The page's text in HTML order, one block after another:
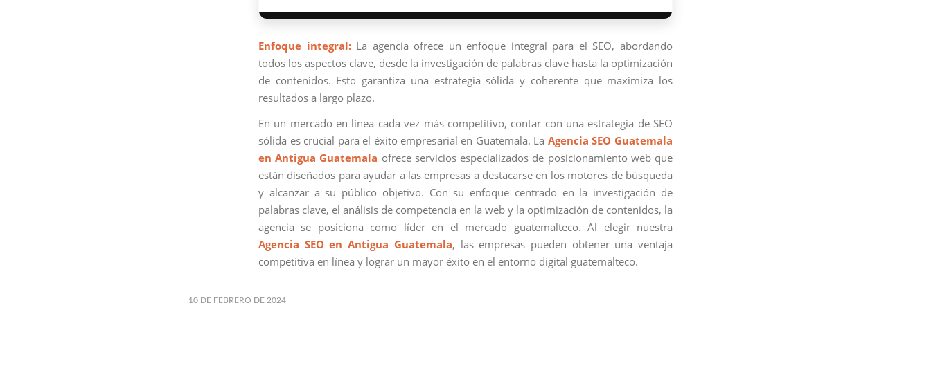
Enfoque integral:La agencia ofrece un enfoque integral para el SEO, abordando
todos los aspectos clave, desde la investigación de palabras clave hasta la optimización
de contenidos. Esto garantiza una estrategia sólida y coherente que maximiza los
resultados a largo plazo.
En un mercado en línea cada vez más competitivo, contar con una estrategia de SEO
sólida es crucial para el éxito empresarial en Guatemala. La Agencia SEO Guatemala
en Antigua Guatemala ofrece servicios especializados de posicionamiento web que
están diseñados para ayudar a las empresas a destacarse en los motores de búsqueda
y alcanzar a su público objetivo. Con su enfoque centrado en la investigación de
palabras clave, el análisis de competencia en la web y la optimización de contenidos, la
agencia se posiciona como líder en el mercado guatemalteco. Al elegir nuestra
Agencia SEO en Antigua Guatemala, las empresas pueden obtener una ventaja
competitiva en línea y lograr un mayor éxito en el entorno digital guatemalteco.
10 DE FEBRERO DE 2024